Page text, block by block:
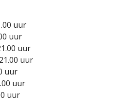
uur
uur
uur
uur
uur
uur
uur